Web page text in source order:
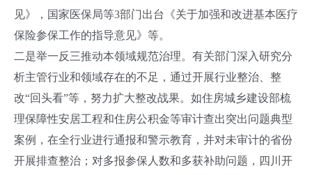
见》，国家医保局等3部门出台《关于加强和改进基本医疗
保险参保工作的指导意见》等。
二是举一反三推动本领域规范治理。有关部门深入研究分
析主管行业和领域存在的不足，通过开展行业整治、整
改“回头看”等，努力扩大整改战果。如住房城乡建设部梳
理保障性安居工程和住房公积金等审计查出突出问题典型
案例，在全行业进行通报和警示教育，并对未审计的省份
开展排查整治；对多报参保人数和多获补助问题，四川开